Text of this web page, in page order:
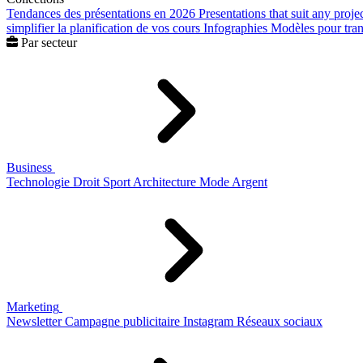
Tendances des présentations en 2026 Presentations that suit any
simplifier la planification de vos cours Infographies Modèles pour
Par secteur
Business
Technologie Droit Sport Architecture Mode Argent
Marketing
Newsletter Campagne publicitaire Instagram Réseaux sociaux